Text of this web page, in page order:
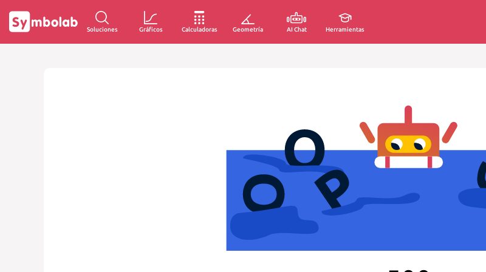
Soluciones Gráficos Calculadoras Geometría AI Chat Herramientas